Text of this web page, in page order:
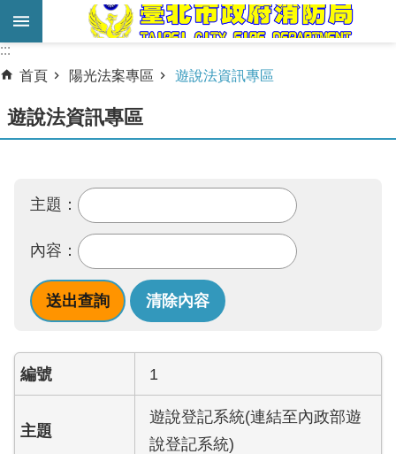
跳到主要內容區塊
進
搜
尋
務
務
機
關
簡
教
:::
:::
首頁
陽光法案專區 遊說法資訊專區
遊說法資訊專區
主題：
內容：
1
遊說登記系統(連結至內政部遊
說登記系統)